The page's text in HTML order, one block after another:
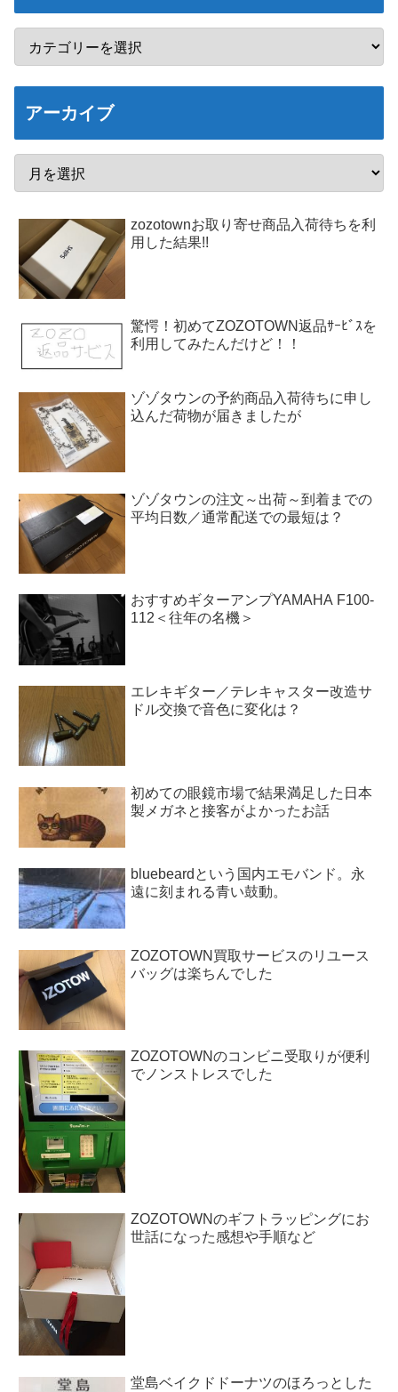
アーカイブ
zozotownお取り寄せ商品入荷待ちを利
用した結果!!
驚愕！初めてZOZOTOWN返品ｻｰﾋﾞｽを
利用してみたんだけど！！
ゾゾタウンの予約商品入荷待ちに申し
込んだ荷物が届きましたが
ゾゾタウンの注文～出荷～到着までの
平均日数／通常配送での最短は？
おすすめギターアンプYAMAHA F100-
112＜往年の名機＞
エレキギター／テレキャスター改造サ
ドル交換で音色に変化は？
初めての眼鏡市場で結果満足した日本
製メガネと接客がよかったお話
bluebeardという国内エモバンド。永
遠に刻まれる青い鼓動。
ZOZOTOWN買取サービスのリユース
バッグは楽ちんでした
ZOZOTOWNのコンビニ受取りが便利
でノンストレスでした
ZOZOTOWNのギフトラッピングにお
世話になった感想や手順など
堂島ベイクドドーナツのほろっとした